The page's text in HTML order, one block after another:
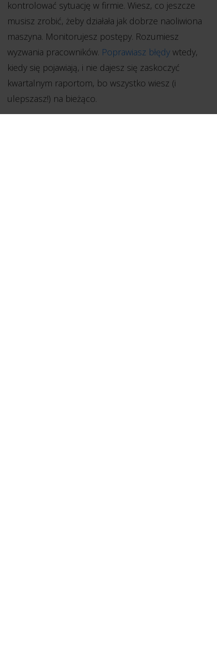
kontrolować sytuację w firmie. Wiesz, co jeszcze
musisz zrobić, żeby działała jak dobrze naoliwiona
maszyna. Monitorujesz postępy. Rozumiesz
wyzwania pracowników. Poprawiasz błędy wtedy,
kiedy się pojawiają, i nie dajesz się zaskoczyć
kwartalnym raportom, bo wszystko wiesz (i
ulepszasz!) na bieżąco.